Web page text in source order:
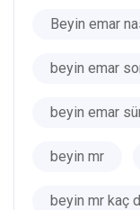
Beyin emar
beyin emar
beyin emar
beyin mr
beyin mr kaç